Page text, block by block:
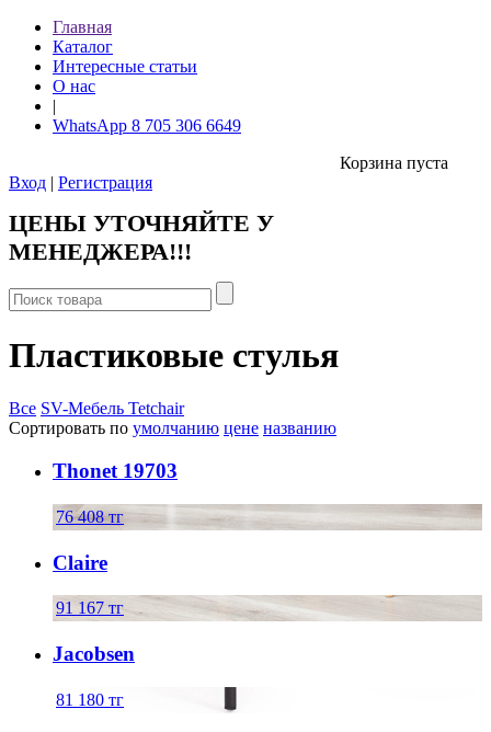
Главная
Каталог
Интересные статьи
О нас
|
WhatsApp 8 705 306 6649
Корзина пуста
Вход | Регистрация
ЦЕНЫ УТОЧНЯЙТЕ У
МЕНЕДЖЕРА!!!
Пластиковые стулья
Все SV-Мебель Tetchair
Сортировать по умолчанию цене названию
Thonet 19703
76 408тг
Claire
91 167 тг
Jacobsen
81 180 тг